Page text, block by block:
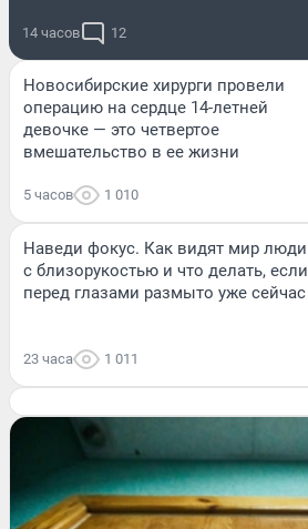
14 часов 12
Новосибирские хирурги провели
операцию на сердце 14-летней
девочке — это четвертое
вмешательство в ее жизни
5 часов 1 010
Наведи фокус. Как видят мир люди
с близорукостью и что делать, если
перед глазами размыто уже сейчас
23 часа 1 011